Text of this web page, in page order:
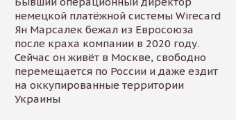
немецкой платёжной системы Wirecard
Ян Марсалек бежал из Евросоюза
после краха компании в 2020 году.
Сейчас он живёт в Москве, свободно
перемещается по России и даже ездит
на оккупированные территории
Украины